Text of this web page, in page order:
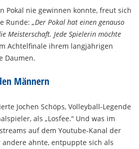
Pokal nie gewinnen konnte, freut sich
Runde: „Der Pokal hat einen genauso
Meisterschaft. Jede Spielerin möchte
Achtelfinale ihrem langjährigen
Daumen.
Männern
Jochen Schöps, Volleyball-Legende
als „Losfee.“ Und was im
auf dem Youtube-Kanal der
andere ahnte, entpuppte sich als